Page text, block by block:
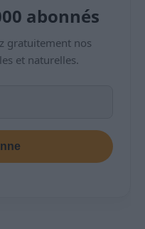
abonnés
gratuitement nos
et naturelles.